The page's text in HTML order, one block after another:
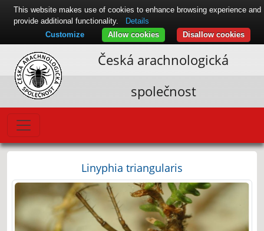
Česká arachnologická
společnost
Linyphia triangularis
This website makes use of cookies to enhance browsing experience and
provide additional functionality.
Details
Disallow cookies
Allow cookies
Customize